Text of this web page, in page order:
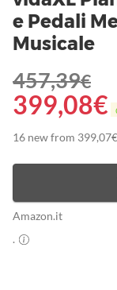
e Pedali
Musicale
457,39€
399,08€
16 new from 399,07€
Amazon.it
.